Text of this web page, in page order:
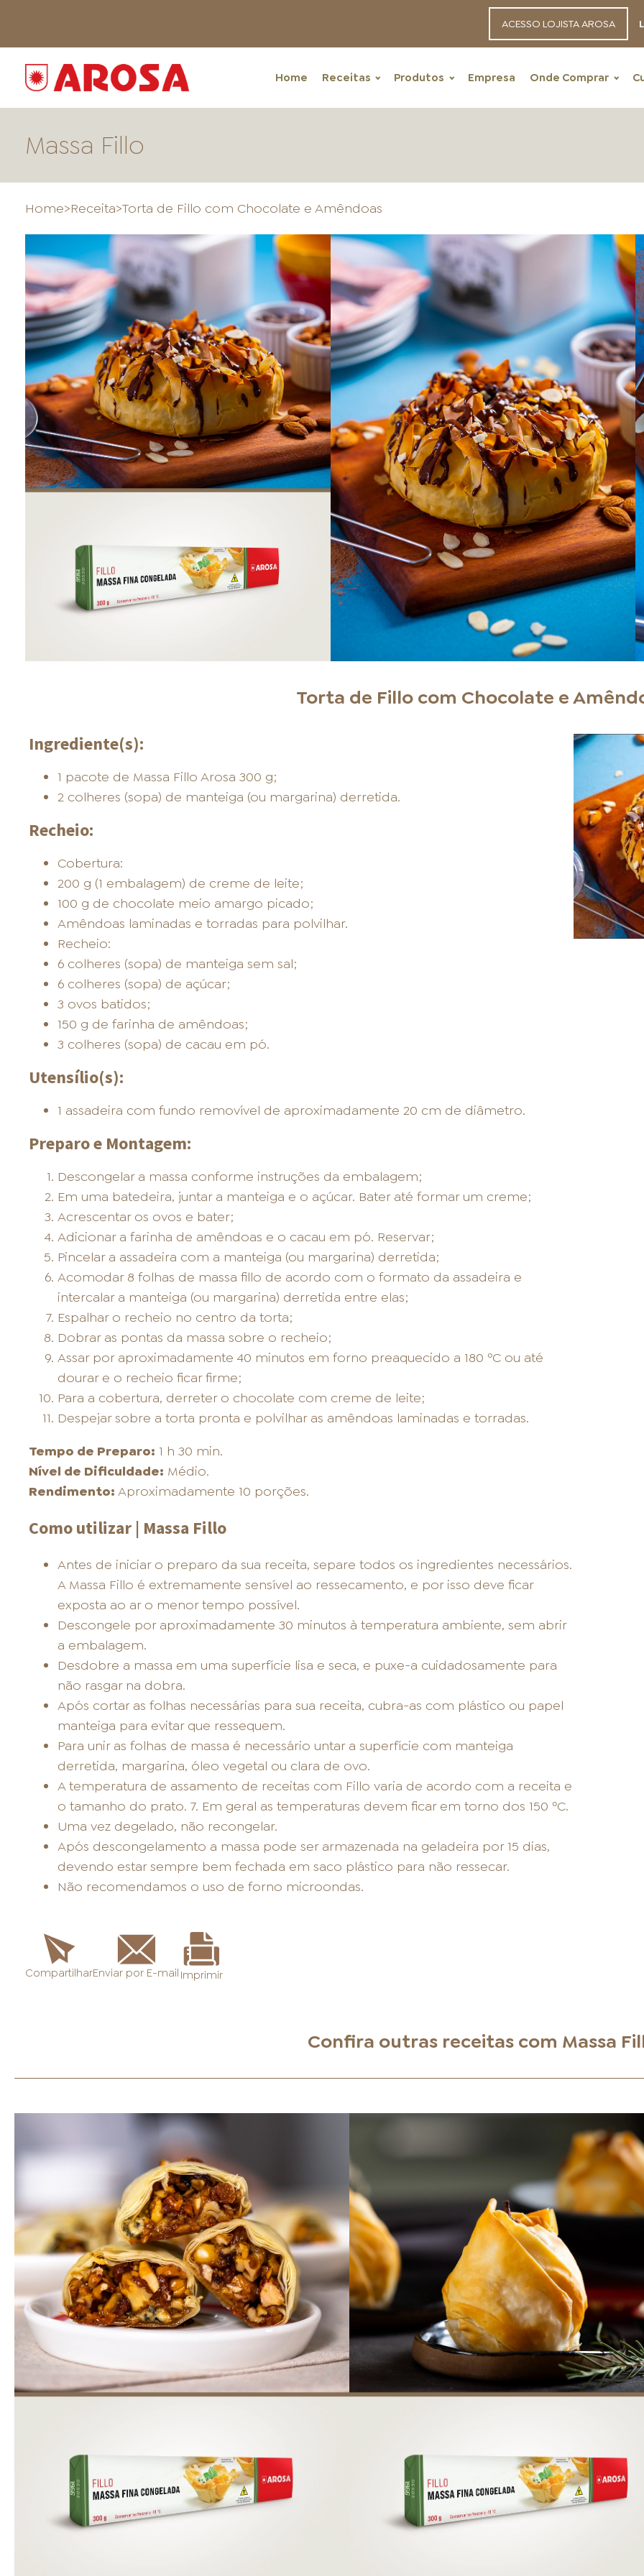
ACESSO LOJISTA AROSA
Home Receitas Produtos Empresa Onde Comprar
HOME
ONDE COMPRAR LOJAS AROSA
FOOD SERVICE EMPRESA
INVERNO SAC
Massa Fillo
Home>Receita>Torta de Fillo com Chocolate e Amêndoas
Torta de Fillo com Chocolate e
Ingrediente(s):
1 pacote de Massa Fillo Arosa 300 g;
2 colheres (sopa) de manteiga (ou margarina) derretida.
Recheio:
Cobertura:
200 g (1 embalagem) de creme de leite;
100 g de chocolate meio amargo picado;
Amêndoas laminadas e torradas para polvilhar.
Recheio:
6 colheres (sopa) de manteiga sem sal;
6 colheres (sopa) de açúcar;
3 ovos batidos;
150 g de farinha de amêndoas;
3 colheres (sopa) de cacau em pó.
Utensílio(s):
1 assadeira com fundo removível de aproximadamente 20 cm de diâmetro.
Preparo e Montagem:
Descongelar a massa conforme instruções da embalagem;
Em uma batedeira, juntar a manteiga e o açúcar. Bater até formar um creme;
Acrescentar os ovos e bater;
Adicionar a farinha de amêndoas e o cacau em pó. Reservar;
Pincelar a assadeira com a manteiga (ou margarina) derretida;
Acomodar 8 folhas de massa fillo de acordo com o formato da assadeira e
intercalar a manteiga (ou margarina) derretida entre elas;
Espalhar o recheio no centro da torta;
Dobrar as pontas da massa sobre o recheio;
Assar por aproximadamente 40 minutos em forno preaquecido a 180 ºC ou até
dourar e o recheio ficar firme;
Para a cobertura, derreter o chocolate com creme de leite;
Despejar sobre a torta pronta e polvilhar as amêndoas laminadas e torradas.
Tempo de Preparo: 1 h 30 min.
Nível de Dificuldade: Médio.
Rendimento: Aproximadamente 10 porções.
Como utilizar | Massa Fillo
Antes de iniciar o preparo da sua receita, separe todos os ingredientes necessários.
A Massa Fillo é extremamente sensível ao ressecamento, e por isso deve ficar
exposta ao ar o menor tempo possível.
Descongele por aproximadamente 30 minutos à temperatura ambiente, sem abrir
a embalagem.
Desdobre a massa em uma superfície lisa e seca, e puxe-a cuidadosamente para
não rasgar na dobra.
Após cortar as folhas necessárias para sua receita, cubra-as com plástico ou papel
manteiga para evitar que ressequem.
Para unir as folhas de massa é necessário untar a superfície com manteiga
derretida, margarina, óleo vegetal ou clara de ovo.
A temperatura de assamento de receitas com Fillo varia de acordo com a receita e
o tamanho do prato. 7. Em geral as temperaturas devem ficar em torno dos 150 ºC.
Uma vez degelado, não recongelar.
Após descongelamento a massa pode ser armazenada na geladeira por 15 dias,
devendo estar sempre bem fechada em saco plástico para não ressecar.
Não recomendamos o uso de forno microondas.
CompartilharEnviar por E-mail Imprimir
Confira outras receitas com Massa